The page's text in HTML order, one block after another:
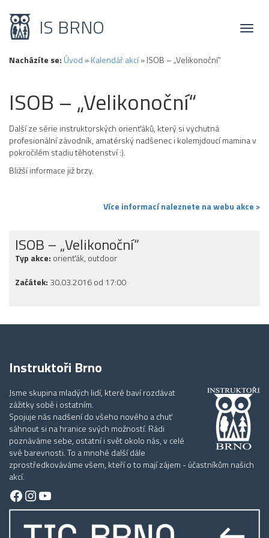
Toggle
IS BRNO
Nacházíte se: Úvod »Kalendář akcí»ISOB – „Velikonoční“
ISOB – „Velikonoční“
Další ze série instruktorských orienťáků, který si vychutná
profesionální závodník, amatérský nadšenec i kolemjdoucí mamina v
pokročilém stadiu těhotenství :).
Bližší informace již brzy.
Více informací naleznete na webu akce >
ISOB – „Velikonoční“
Typ akce: orienťák, outdoor
Začátek: 30.03.2016 od 17:00
Instruktoři Brno
Jsme skupina mladých lidí, které baví rozdávat
zážitky sobě i ostatním.
Spojuje nás nadšení do všeho nového a chuť
sáhnout si na hranice svých možností. Rádi
poznáváme sebe, ostatní i svět okolo nás, v celé
své barevnosti. To a mnohé další dále
zprostředkováváme všem, kteří o to mají zájem - účastníkům našich
akcí.
Facebook
Instagram
YouTube